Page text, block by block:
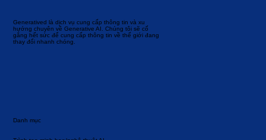
Generatived là dịch vụ cung cấp thông tin và xu
hướng chuyên về Generative AI. Chúng tôi sẽ cố
gắng hết sức để cung cấp thông tin về thế giới đang
thay đổi nhanh chóng.
Danh mục